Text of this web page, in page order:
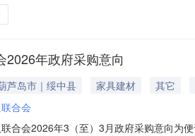
2026年政府采购意向
芦岛市｜绥中县 家具建材
其它
合会
合会2026年3（至）3月政府采购意向为